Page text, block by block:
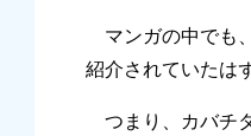
マンガの中でも
紹介されていたは
つまり、カバチ